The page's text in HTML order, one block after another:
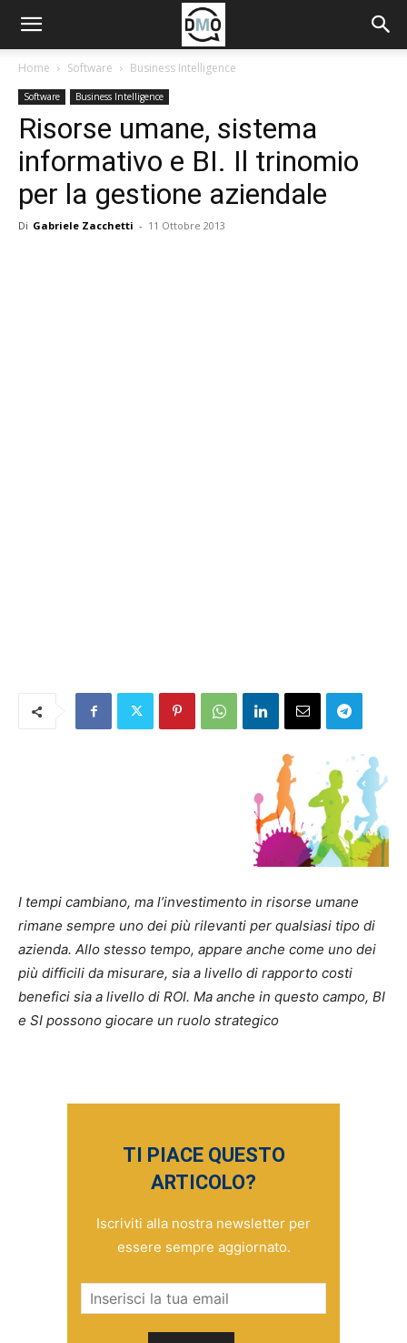
Home Software Business Intelligence
Software Business Intelligence
Risorse umane, sistema
informativo e BI. Il trinomio
per la gestione aziendale
Di Gabriele Zacchetti - 11 Ottobre 2013
I tempi cambiano, ma l’investimento in risorse umane
rimane sempre uno dei più rilevanti per qualsiasi tipo di
azienda. Allo stesso tempo, appare anche come uno dei
più difficili da misurare, sia a livello di rapporto costi
benefici sia a livello di ROI. Ma anche in questo campo, BI
e SI possono giocare un ruolo strategico
TI PIACE QUESTO
ARTICOLO?
Iscriviti alla nostra newsletter per
essere sempre aggiornato.